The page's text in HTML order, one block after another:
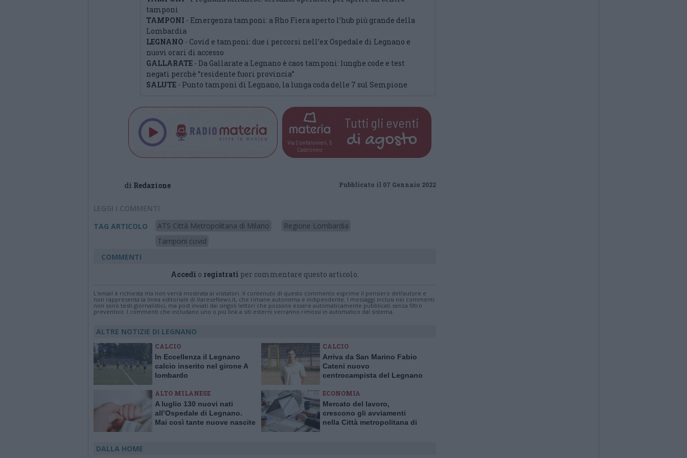
tamponi
TAMPONI - Emergenza tamponi: a Rho Fiera aperto l’hub più grande della
Lombardia
LEGNANO - Covid e tamponi: due i percorsi nell’ex Ospedale di Legnano e
nuovi orari di accesso
GALLARATE - Da Gallarate a Legnano è caos tamponi: lunghe code e test
negati perchè “residente fuori provincia”
SALUTE - Punto tamponi di Legnano, la lunga coda delle 7 sul Sempione
Via Confalonieri, 5
Castronno
Tutti gli eventi
di agosto
di Redazione Pubblicato il 07 Gennaio 2022
LEGGI I COMMENTI
TAG ARTICOLO
ATS Città Metropolitana di Milano
Regione Lombardia
Tamponi covid
COMMENTI
Accedi o registrati per commentare questo articolo.
L'email è richiesta ma non verrà mostrata ai visitatori. Il contenuto di questo commento esprime il pensiero dell'autore e
non rappresenta la linea editoriale di VareseNews.it, che rimane autonoma e indipendente. I messaggi inclusi nei commenti
non sono testi giornalistici, ma post inviati dai singoli lettori che possono essere automaticamente pubblicati senza filtro
preventivo. I commenti che includano uno o più link a siti esterni verranno rimossi in automatico dal sistema.
ALTRE NOTIZIE DI LEGNANO
CALCIO
In Eccellenza il Legnano
calcio inserito nel girone A
lombardo
CALCIO
Arriva da San Marino Fabio
Cateni nuovo
centrocampista del Legnano
ALTO MILANESE
A luglio 130 nuovi nati
all’Ospedale di Legnano.
Mai così tante nuove nascite
ECONOMIA
Mercato del lavoro,
crescono gli avviamenti
nella Città metropolitana di
DALLA HOME